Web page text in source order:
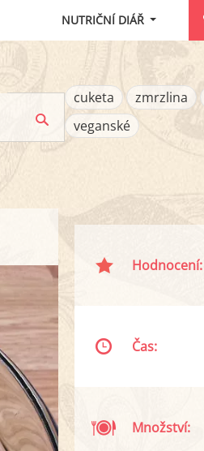
NUTRIČNÍ DIÁŘ
cuketa
zmrzlina
veganské
Hodnocení:
Čas:
Množství: